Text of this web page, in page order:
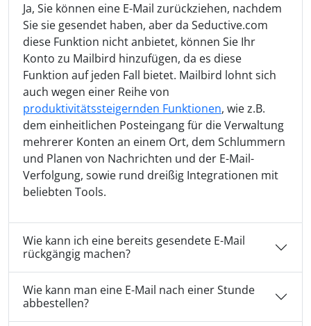
Ja, Sie können eine E-Mail zurückziehen, nachdem
Sie sie gesendet haben, aber da Seductive.com
diese Funktion nicht anbietet, können Sie Ihr
Konto zu Mailbird hinzufügen, da es diese
Funktion auf jeden Fall bietet. Mailbird lohnt sich
auch wegen einer Reihe von
produktivitätssteigernden Funktionen, wie z.B.
dem einheitlichen Posteingang für die Verwaltung
mehrerer Konten an einem Ort, dem Schlummern
und Planen von Nachrichten und der E-Mail-
Verfolgung, sowie rund dreißig Integrationen mit
beliebten Tools.
Wie kann ich eine bereits gesendete E-Mail
rückgängig machen?
Wie kann man eine E-Mail nach einer Stunde
abbestellen?